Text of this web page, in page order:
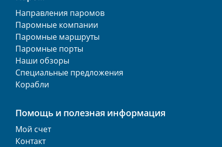
Направления паромов
Паромные компании
Паромные маршруты
Паромные порты
Наши обзоры
Специальные предложения
Корабли
Помощь и полезная информация
Мой счет
Контакт